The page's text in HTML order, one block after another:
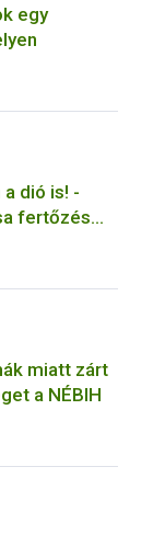
egy
dió is! -
fertőzés
listája
miatt zárt
a NÉBIH